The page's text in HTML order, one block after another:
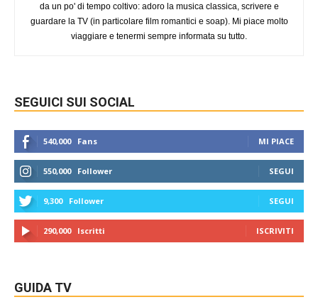
da un po' di tempo coltivo: adoro la musica classica, scrivere e
guardare la TV (in particolare film romantici e soap). Mi piace molto
viaggiare e tenermi sempre informata su tutto.
SEGUICI SUI SOCIAL
540,000 Fans MI PIACE
550,000 Follower SEGUI
9,300 Follower SEGUI
290,000 Iscritti ISCRIVITI
GUIDA TV